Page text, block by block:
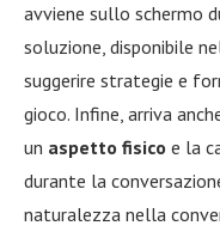
avviene sullo schermo
soluzione, disponibile
suggerire strategie e
gioco. Infine, arriva
un aspetto fisico e la
durante la
naturalezza nella